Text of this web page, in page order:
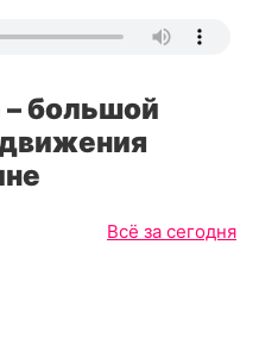
большой
Всё за сегодня